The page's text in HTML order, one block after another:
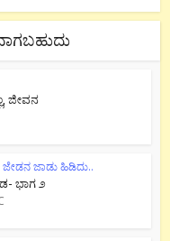
ಜೀವನ
ಜೇಡನ ಜಾಡು ಹಿಡಿದು..
ಭಾಗ ೨